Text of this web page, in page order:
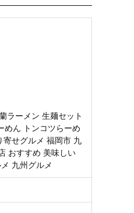
ラーメン 生麺セット
めん トンコツらーめ
寄せグルメ 福岡市 九
おすすめ 美味しい
九州グルメ